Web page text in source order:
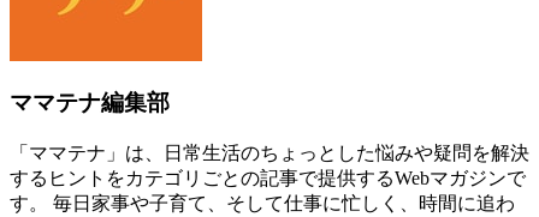
ママテナ編集部
「ママテナ」は、日常生活のちょっとした悩みや疑問を解決
するヒントをカテゴリごとの記事で提供するWebマガジンで
す。 毎日家事や子育て、そして仕事に忙しく、時間に追わ